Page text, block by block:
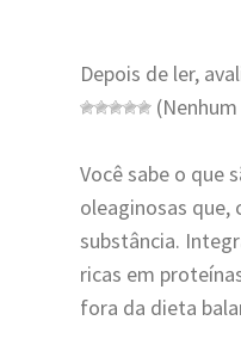
Depois de ler,
Você sabe o que
oleaginosas que,
substância.
ricas em
fora da dieta